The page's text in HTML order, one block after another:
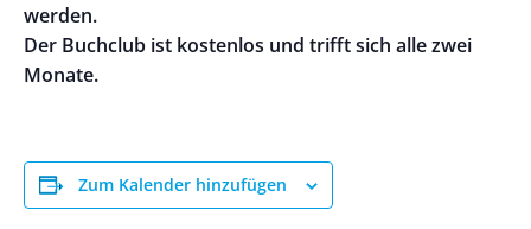
werden.
Der Buchclub ist kostenlos und trifft sich alle zwei
Monate.
Zum Kalender hinzufügen